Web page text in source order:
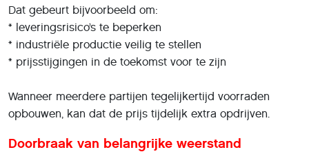
Dat gebeurt bijvoorbeeld om:
* leveringsrisico’s te beperken
* industriële productie veilig te stellen
* prijsstijgingen in de toekomst voor te zijn
Wanneer meerdere partijen tegelijkertijd voorraden
opbouwen, kan dat de prijs tijdelijk extra opdrijven.
Doorbraak van belangrijke weerstand